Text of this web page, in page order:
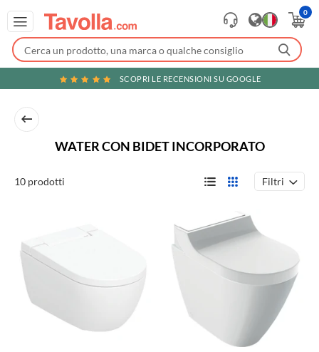
0
SCOPRI LE RECENSIONI SU GOOGLE
WATER CON BIDET INCORPORATO
10 prodotti Filtri